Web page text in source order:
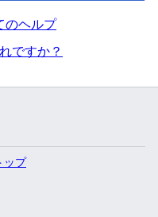
のヘルプ
ですか？
ップ